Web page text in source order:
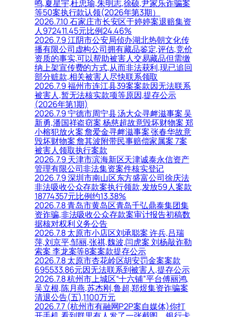
鸣,夏星宇,杜忠瑜,朱明志,徐硕,尹家乐诈骗案
等50案执行款认领(2026年第3期）
2026.7.10 石家庄市长安区于婷婷案退赔集资
人972411.45元比例24.46%
2026.7.9 江阴市公安局侦办湖北热朝文化传
播有限公司虚构公司拥有藏品鉴定,评估,竞价
资质的事实,可以帮助被害人交易藏品但需缴
纳上架宣传费的方式,从而非法获利,现已追回
部分赃款,相关被害人尽快联系领取
2026.7.9 福州市连江县39案案款因无法联系
被害人,暂无法核实款项等原因,提存公示
(2026年第1期)
2026.7.9 宁德市周宁县 汤大众寻衅滋事案 吴
新勇,潘国祥盗窃案 杨慈超故意毁坏财物案 郑
小榕犯放火案 詹爱金寻衅滋事案 张春华故意
毁坏财物案 詹其波附带民事赔偿家属案 7案
被害人领取执行案款
2026.7.9 天津市滨海新区天津诚泰永信资产
管理有限公司非法集资案件核实登记
2026.7.9 深圳市南山区东方盛富公司徐庆法
非法吸收公众存款案执行领款,发放59人案款
18774357元比例约13.38%
2026.7.8 青岛市黄岛区青岛千弘鼎泰集团集
资诈骗,非法吸收公众存款案审计报告初稿数
据核对权利义务公告
2026.7.8 太原市小店区刘承聪案 许兵,吕瑞
萍,刘京平,邹丽,张祺,魏波,闫虎案 刘杨敲诈勒
索案 李龙案等8案案款提存公示
2026.7.8 太原市杏花岭区胡安罚金案案款
695533.86元因无法联系到被害人,提存公示
2026.7.8 杭州市上城区“十六铺”平台傅丽鸿,
吴立根,陈月燕,苏杰刚,鲁超,郑煜集资诈骗案
清退公告(五),1100万元
2026.7.7 (杭州市有融网P2P案自媒体)你打